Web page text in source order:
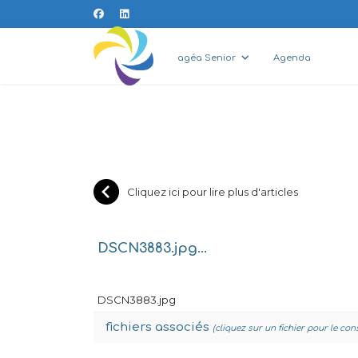
agéa Senior Agenda
Cliquez ici pour lire plus d'articles
DSCN3883.jpg...
DSCN3883.jpg
fichiers associés (cliquez sur un fichier pour le